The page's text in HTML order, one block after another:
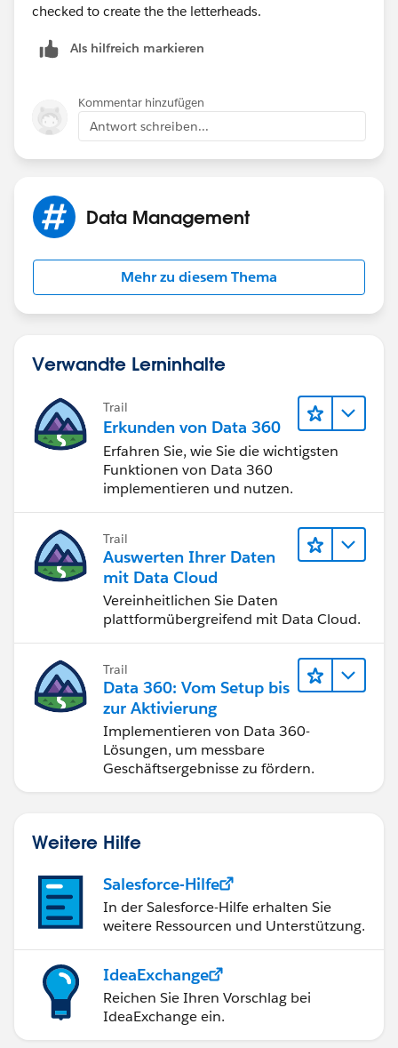
checked to create the the letterheads.
Als hilfreich markieren
Kommentar hinzufügen
Antwort schreiben...
Data Management
Mehr zu diesem Thema
Verwandte Lerninhalte
Trail
Erkunden von Data 360
Erfahren Sie, wie Sie die wichtigsten
Funktionen von Data 360
implementieren und nutzen.
Trail
Auswerten Ihrer Daten
mit Data Cloud
Vereinheitlichen Sie Daten
plattformübergreifend mit Data Cloud.
Trail
Data 360: Vom Setup bis
zur Aktivierung
Implementieren von Data 360-
Lösungen, um messbare
Geschäftsergebnisse zu fördern.
Weitere Hilfe
Salesforce-Hilfe
In der Salesforce-Hilfe erhalten Sie
weitere Ressourcen und Unterstützung.
IdeaExchange
Reichen Sie Ihren Vorschlag bei
IdeaExchange ein.